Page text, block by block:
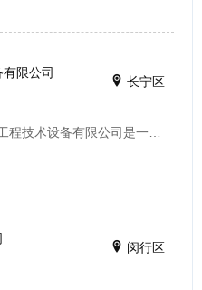
限公司
长宁区
讯器材、计算机软硬件及辅助设备的专业工程公司。 公司自2001年7月创建以来，全体员工以主人翁的姿态，同舟共济、踏实...
闵行区